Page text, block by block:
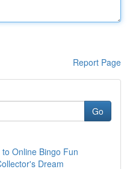
Report Page
Go
Online Bingo Fun
Dream